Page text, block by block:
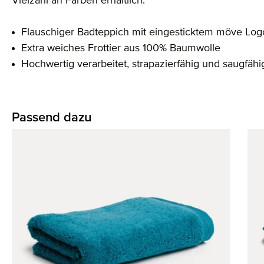
Flauschiger Badteppich mit eingesticktem möve
Extra weiches Frottier aus 100% Baumwolle
Hochwertig verarbeitet, strapazierfähig und
Passend dazu